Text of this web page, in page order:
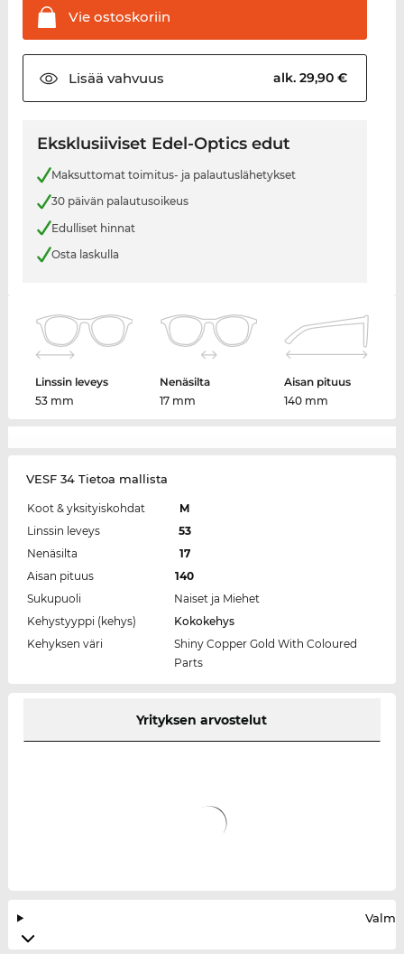
Vieostoskoriin
Lisää vahvuus alk. 29,90 €
Eksklusiiviset Edel-Optics edut
Maksuttomat toimitus- ja palautuslähetykset
30 päivän palautusoikeus
Edulliset hinnat
Osta laskulla
Linssin leveys
53 mm
Nenäsilta
17 mm
Aisan pituus
140 mm
VESF 34 Tietoa mallista
Koot & yksityiskohdat
M
Linssin leveys
53
Nenäsilta
17
Aisan pituus
140
Sukupuoli
Naiset ja Miehet
Kehystyyppi (kehys)
Kokokehys
Kehyksen väri
Shiny Copper Gold With Coloured
Parts
Yrityksen arvostelut